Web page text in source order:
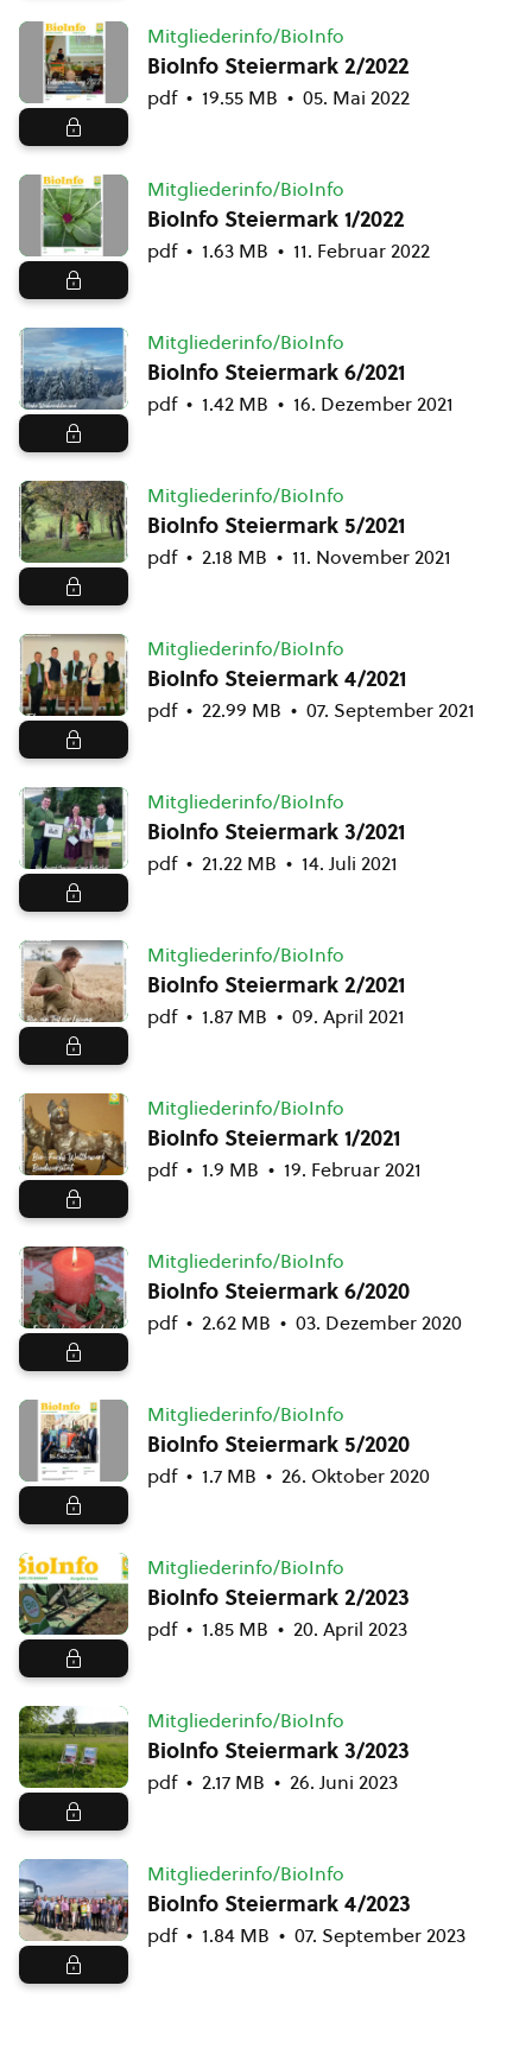
Mitgliederinfo/BioInfo
BioInfo Steiermark 2/2022
pdf 19.55 MB 05. Mai 2022
Mitgliederinfo/BioInfo
BioInfo Steiermark 1/2022
pdf 1.63 MB 11. Februar 2022
Mitgliederinfo/BioInfo
BioInfo Steiermark 6/2021
pdf 1.42 MB 16. Dezember 2021
Mitgliederinfo/BioInfo
BioInfo Steiermark 5/2021
pdf 2.18 MB 11. November 2021
Mitgliederinfo/BioInfo
BioInfo Steiermark 4/2021
pdf 22.99 MB 07. September 2021
Mitgliederinfo/BioInfo
BioInfo Steiermark 3/2021
pdf 21.22 MB 14. Juli 2021
Mitgliederinfo/BioInfo
BioInfo Steiermark 2/2021
pdf 1.87 MB 09. April 2021
Mitgliederinfo/BioInfo
BioInfo Steiermark 1/2021
pdf 1.9 MB 19. Februar 2021
Mitgliederinfo/BioInfo
BioInfo Steiermark 6/2020
pdf 2.62 MB 03. Dezember 2020
Mitgliederinfo/BioInfo
BioInfo Steiermark 5/2020
pdf 1.7 MB 26. Oktober 2020
Mitgliederinfo/BioInfo
BioInfo Steiermark 2/2023
pdf 1.85 MB 20. April 2023
Mitgliederinfo/BioInfo
BioInfo Steiermark 3/2023
pdf 2.17 MB 26. Juni 2023
Mitgliederinfo/BioInfo
BioInfo Steiermark 4/2023
pdf 1.84 MB 07. September 2023